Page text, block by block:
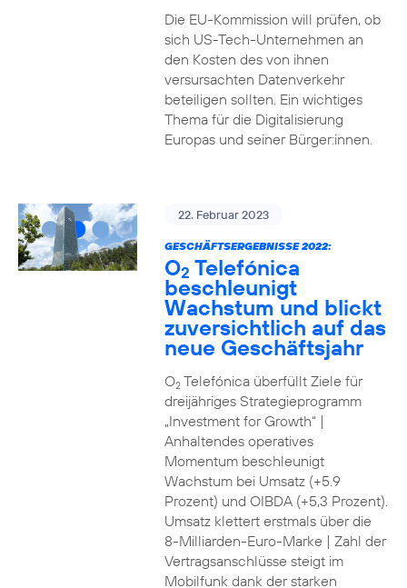
Die EU-Kommission will prüfen, ob
sich US-Tech-Unternehmen an
den Kosten des von ihnen
versursachten Datenverkehr
beteiligen sollten. Ein wichtiges
Thema für die Digitalisierung
Europas und seiner Bürger:innen.
22. Februar 2023
GESCHÄFTSERGEBNISSE 2022:
O2 Telefónica
beschleunigt
Wachstum und blickt
zuversichtlich auf das
neue Geschäftsjahr
O2Telefónica überfüllt Ziele für
dreijähriges Strategieprogramm
„Investment for Growth“ |
Anhaltendes operatives
Momentum beschleunigt
Wachstum bei Umsatz (+5.9
Prozent) und OIBDA (+5,3 Prozent).
Umsatz klettert erstmals über die
8-Milliarden-Euro-Marke | Zahl der
Vertragsanschlüsse steigt im
Mobilfunk dank der starken